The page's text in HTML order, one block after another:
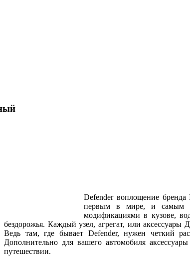
Defender воплощение
первым в мире, и самым
модификациями в кузове,
бездорожья. Каждый узел, агрегат, или
Ведь там, где бывает Defender, нужен четкий
Дополнительно для вашего автомобиля
путешествии.